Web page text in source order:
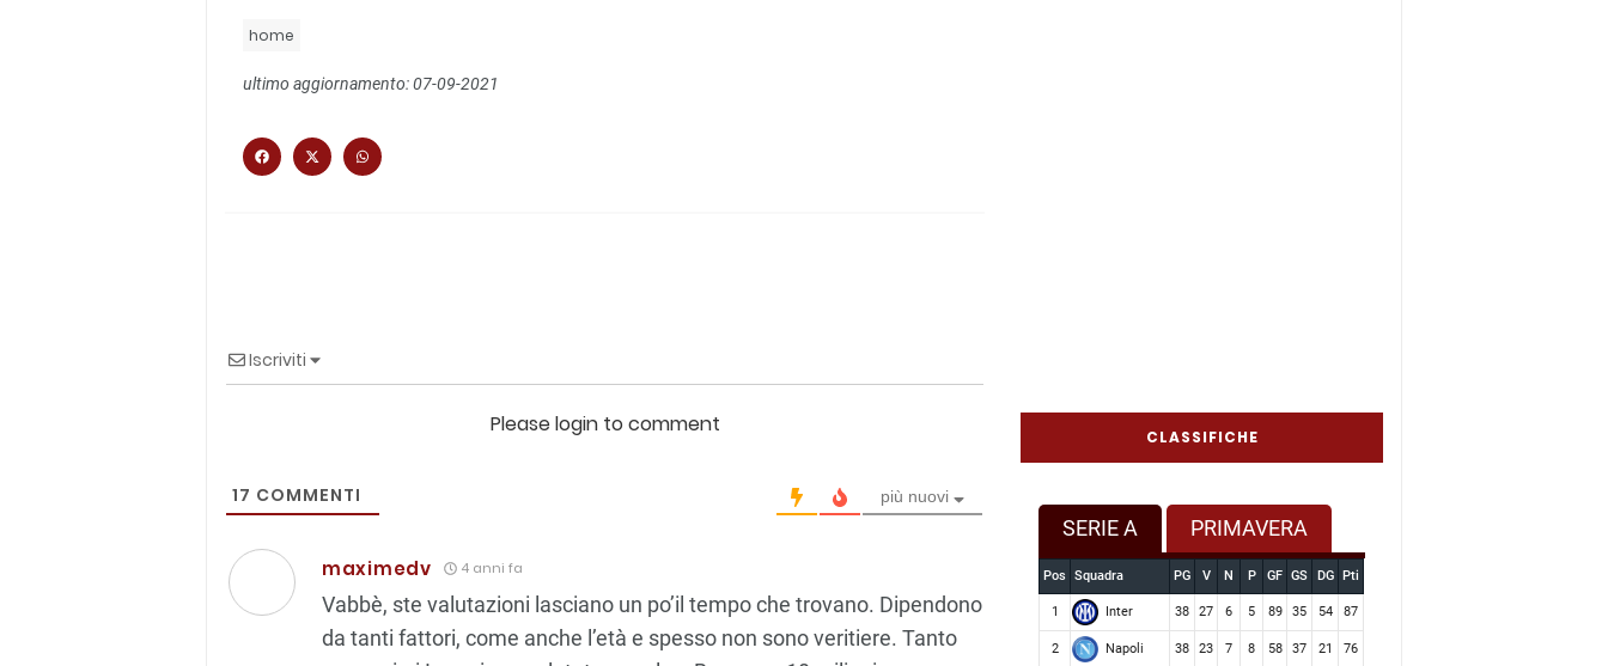
home
ultimo aggiornamento: 07-09-2021
Iscriviti
Please login to comment
17 COMMENTI più nuovi
maximedv 4 anni fa
Vabbè, ste valutazioni lasciano un po’il tempo che trovano. Dipendono
da tanti fattori, come anche l’età e spesso non sono veritiere. Tanto
CLASSIFICHE
SERIE A PRIMAVERA
Pos Squadra PG V N P GF GS DG Pti
1 Inter 38 27 6 5 89 35 54 87
2 Napoli 38 23 7 8 58 37 21 76